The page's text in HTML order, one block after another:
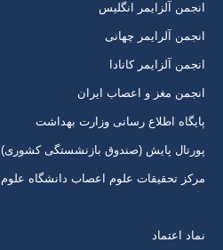
پنجره
جدید
پنجره
جدید
پنجره
جدید
پنجره
جدید
انجمن آلزایمر انگلیس
انجمن آلرایمر چهانی
انجمن آلزایمر کانادا
انجمن مغز و اعصاب ایران
پایگاه اطلاع رسانی وزارت بهداشت
پورتال پایش (صندوق بازنشستگی کشوری)
مرکز تحقیقات علوم اعصاب دانشگاه علوم
نماد اعتماد